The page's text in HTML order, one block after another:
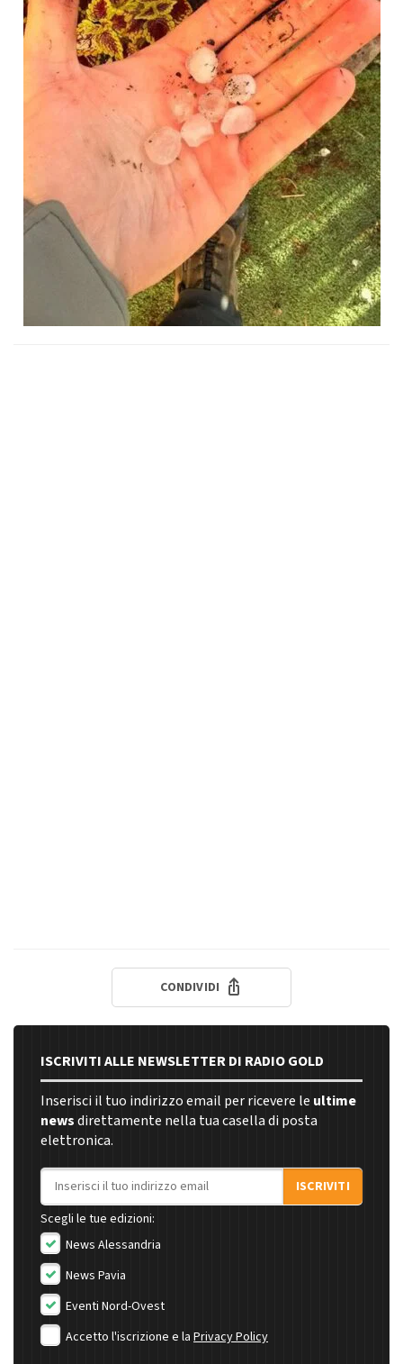
CONDIVIDI
ISCRIVITI ALLE NEWSLETTER DI RADIO GOLD
Inserisci il tuo indirizzo email per ricevere le ultime
newsdirettamente nella tua casella di posta
elettronica.
Indirizzo email
ISCRIVITI
Scegli le tue edizioni:
News Alessandria
News Pavia
Eventi Nord-Ovest
Accetto l'iscrizione e la Privacy Policy